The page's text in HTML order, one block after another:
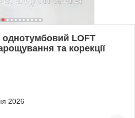
однотумбовий LOFT
та корекції
2026